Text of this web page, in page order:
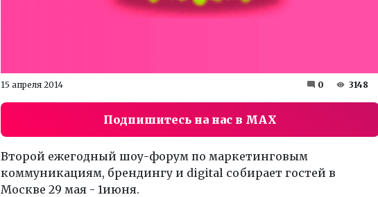
15 апреля 2014 0 3148
Подпишитесь на нас в MAX
Второй ежегодный шоу-форум по маркетинговым
коммуникациям, брендингу и digital собирает гостей в
Москве 29 мая - 1июня.